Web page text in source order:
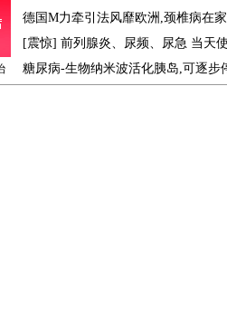
德国M力牵引法风靡欧洲,颈椎病在
[震惊] 前列腺炎、尿频、尿急 当天
糖尿病-生物纳米波活化胰岛,可逐步